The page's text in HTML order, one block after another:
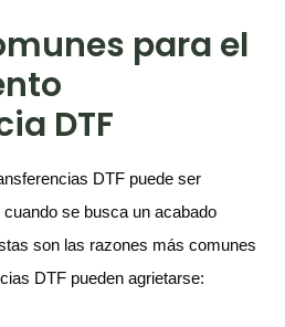
para el
DTF
DTF puede ser
se busca un acabado
son las razones más comunes
DTF pueden agrietarse: